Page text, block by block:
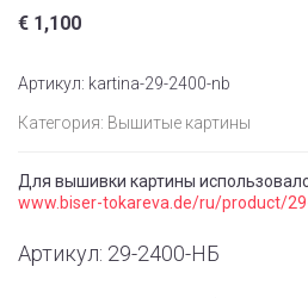
€ 1,100
Артикул: kartina-29-2400-nb
Категория: Вышитые картины
Для вышивки картины
www.biser-tokareva.de/ru/product/
Артикул: 29-2400-НБ